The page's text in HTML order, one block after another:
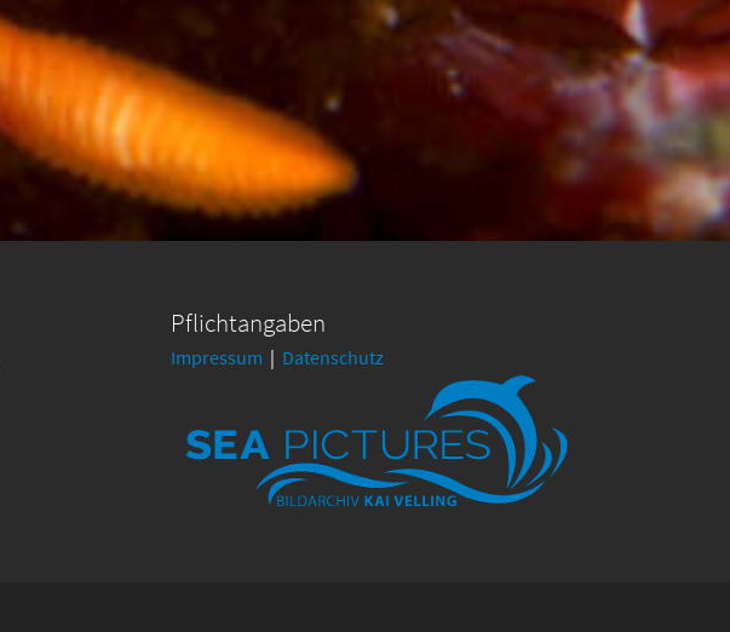
Pflichtangaben
Impressum | Datenschutz